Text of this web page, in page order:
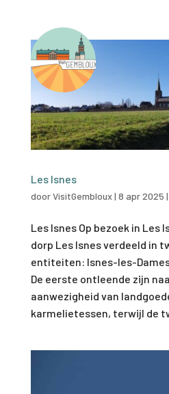
Les Isnes
doorVisitGembloux| 8 apr 2025 |
Les Isnes Op bezoek in Les
dorp Les Isnes verdeeld in
entiteiten: Isnes-les-
De eerste ontleende zijn
aanwezigheid van
karmelietessen, terwijl de